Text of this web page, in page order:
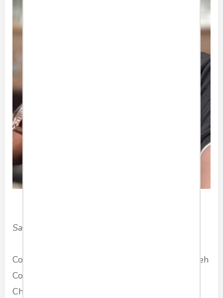
Saya dan secangkir kopi (Foto: Dok. pribadi)
Covid-19 adalah penyakit yang ditimbulkan oleh
Coronavirus SARS-CoV-2, yang oleh peneliti
China disebut sebagai SARS, hanya ada